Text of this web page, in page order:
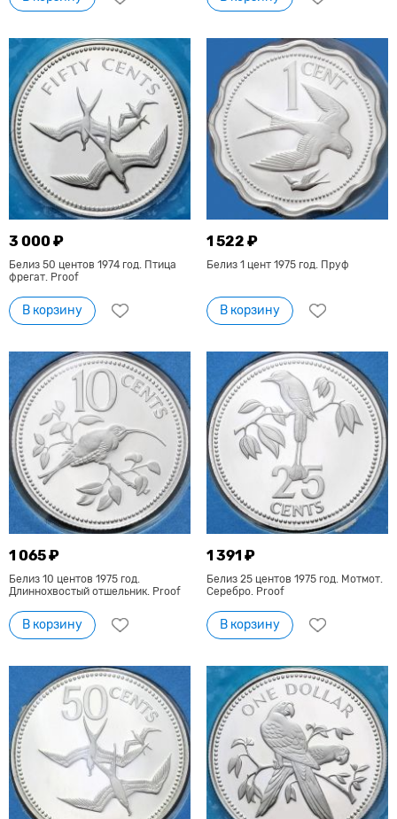
3 000 ₽
Белиз 50 центов 1974 год. Птица
фрегат. Proof
В корзину
1 522 ₽
Белиз 1 цент 1975 год. Пруф
В корзину
1 065 ₽
Белиз 10 центов 1975 год.
Длиннохвостый отшельник. Proof
В корзину
1 391 ₽
Белиз 25 центов 1975 год. Мотмот.
Серебро. Proof
В корзину